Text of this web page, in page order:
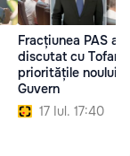
Fracțiunea PAS a
discutat cu Tofan
prioritățile noului
Guvern
17 Iul. 17:40